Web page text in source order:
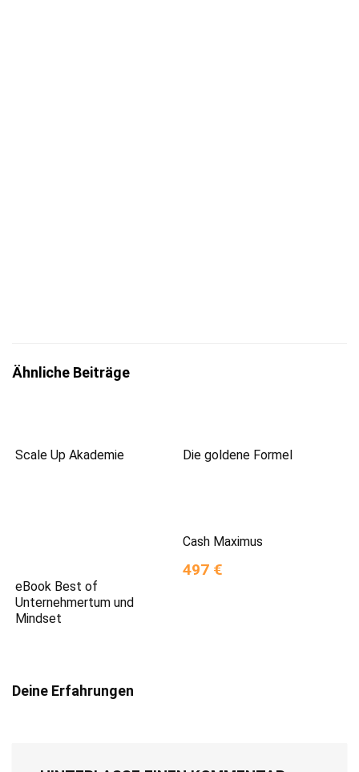
Ähnliche Beiträge
Scale Up Akademie Die goldene Formel
eBook Best of
Unternehmertum und
Mindset
Cash Maximus
497 €
Deine Erfahrungen